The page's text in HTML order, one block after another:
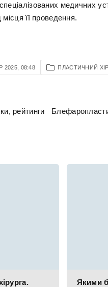
медичних
її проведення.
2025, 08:48 ПЛАСТИЧНИЙ
рейтинги
Якими